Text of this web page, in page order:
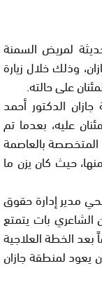
لمريض السمنة
وذلك خلال زيارة
على حالته.
الدكتور أحمد
عليه، بعدما تم
بالعاصمة
حيث كان يزن ما
الصحي مدير إدارة حقوق
بات يتمتع
وزنه أصبح 120 كيلوجراماً بعد الخطة العلاجية
يعود لمنطقة جازان